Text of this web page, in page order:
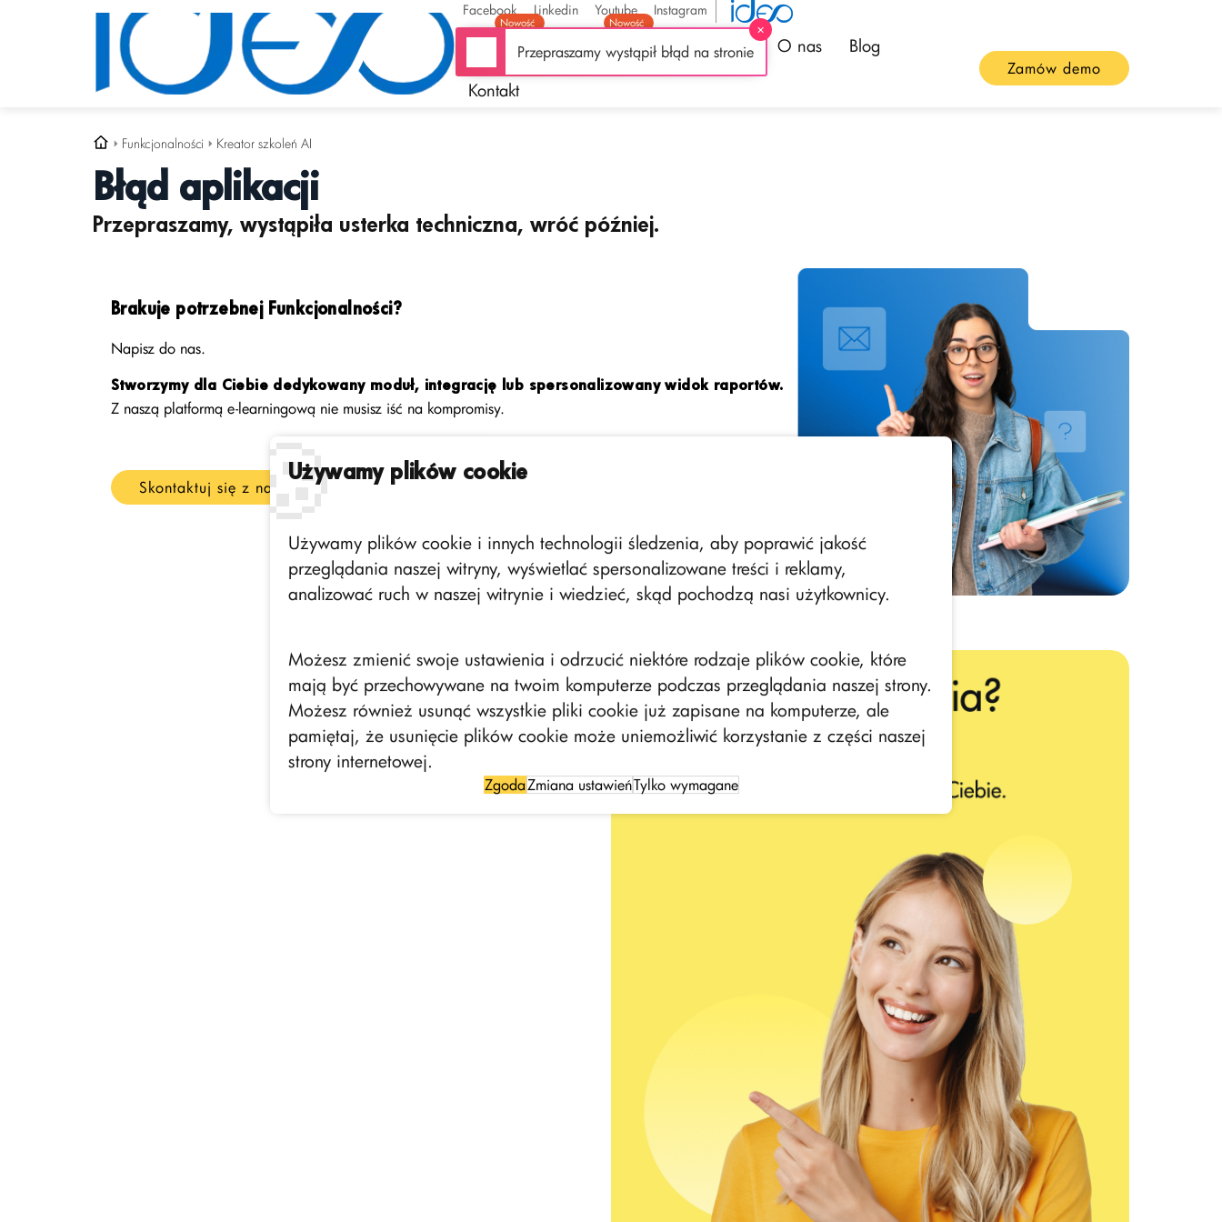
🍪Używamy plików cookie
Używamy plików cookie i innych technologii śledzenia, aby poprawić jakość
przeglądania naszej witryny, wyświetlać spersonalizowane treści i reklamy,
analizować ruch w naszej witrynie i wiedzieć, skąd pochodzą nasi użytkownicy.
Możesz zmienić swoje ustawienia i odrzucić niektóre rodzaje plików cookie, które
mają być przechowywane na twoim komputerze podczas przeglądania naszej strony.
Możesz również usunąć wszystkie pliki cookie już zapisane na komputerze, ale
pamiętaj, że usunięcie plików cookie może uniemożliwić korzystanie z części naszej
strony internetowej.
ZgodaZmiana ustawieńTylko wymagane
Facebook Linkedin Youtube Instagram
Nowość
Funkcjonalności
Nowość
Realizacje O nas Blog
Kontakt
Zamów demo
Funkcjonalności Kreator szkoleń AI
Błąd aplikacji
Przepraszamy, wystąpiła usterka techniczna, wróć później.
Brakuje potrzebnej Funkcjonalności?
Napisz do nas.
Stworzymy dla Ciebie dedykowany moduł, integrację lub spersonalizowany widok raportów.
Z naszą platformą e-learningową nie musisz iść na kompromisy.
Skontaktuj się z nami